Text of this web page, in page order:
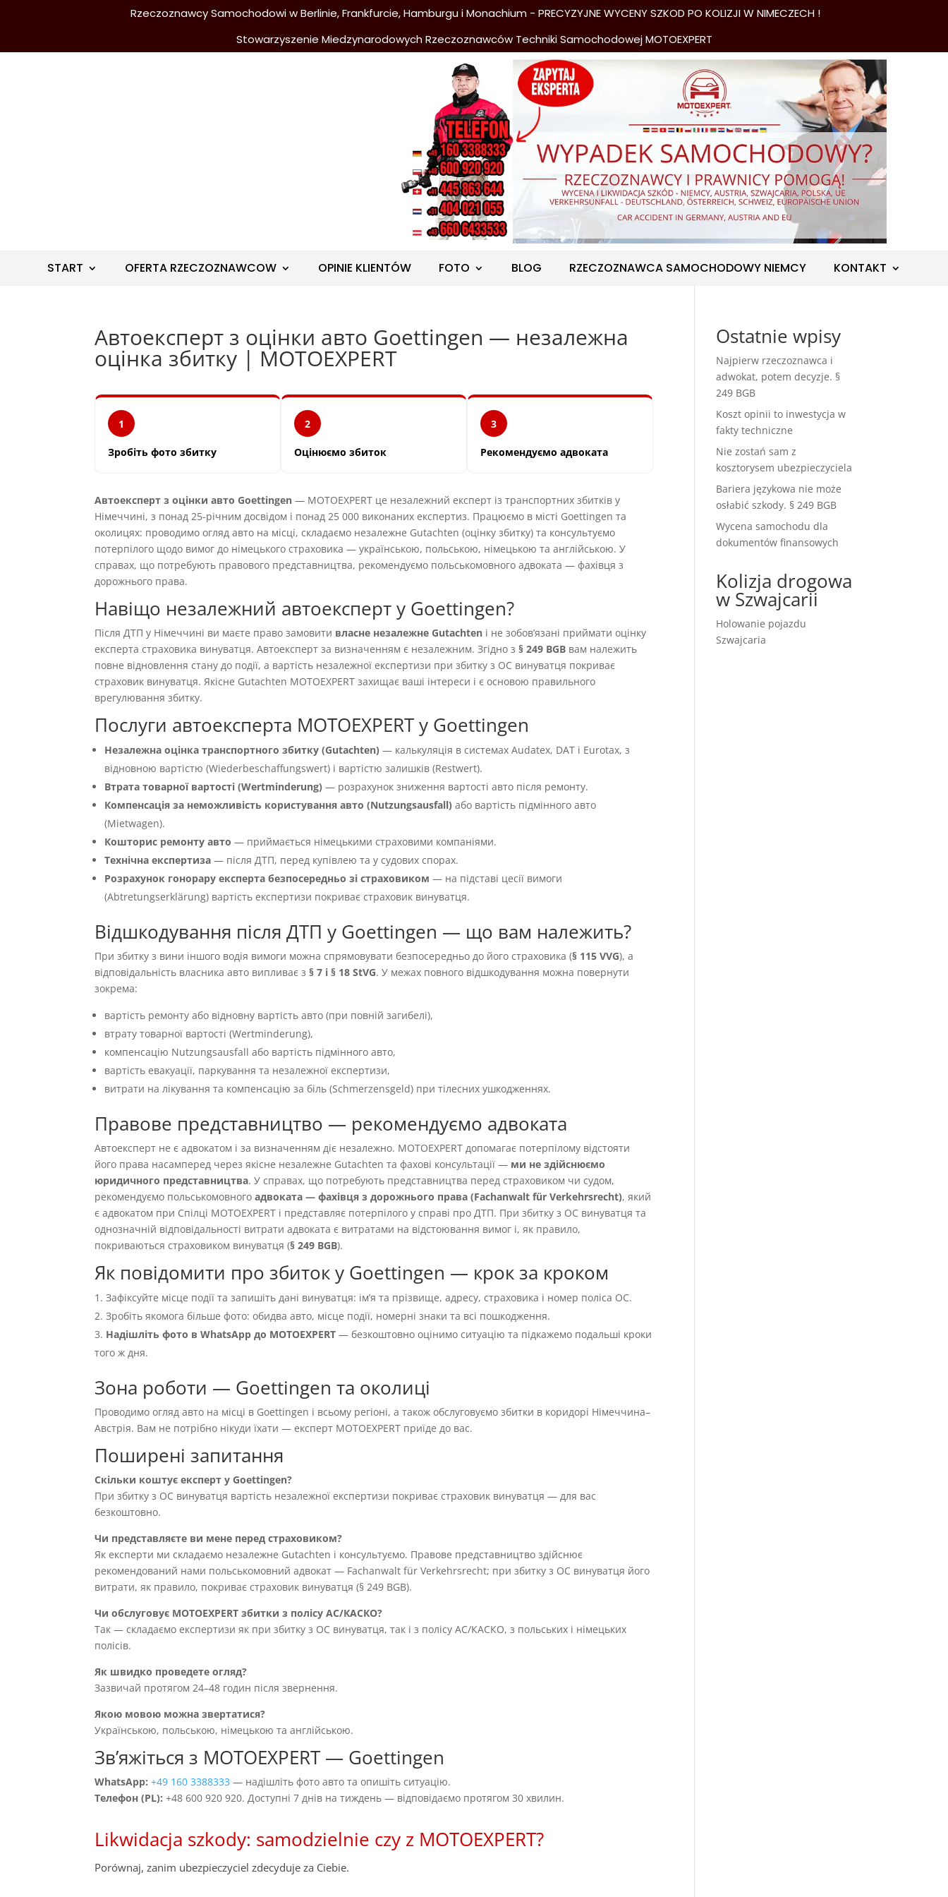
Rzeczoznawcy Samochodowi w Berlinie, Frankfurcie, Hamburgu i Monachium - PRECYZYJNE WYCENY SZKOD PO KOLIZJI W NIMECZECH !
Stowarzyszenie Miedzynarodowych Rzeczoznawców Techniki Samochodowej MOTOEXPERT
START OFERTA RZECZOZNAWCOW OPINIE KLIENTÓW FOTO BLOG RZECZOZNAWCA SAMOCHODOWY NIEMCY KONTAKT
Автоексперт з оцінки авто Goettingen — незалежна
оцінка збитку | MOTOEXPERT
1
Зробіть фото збитку
2
Оцінюємо збиток
3
Рекомендуємо адвоката
Автоексперт з оцінки авто Goettingen — MOTOEXPERT це незалежний експерт із транспортних збитків у
Німеччині, з понад 25-річним досвідом і понад 25 000 виконаних експертиз. Працюємо в місті Goettingen та
околицях: проводимо огляд авто на місці, складаємо незалежне Gutachten (оцінку збитку) та консультуємо
потерпілого щодо вимог до німецького страховика — українською, польською, німецькою та англійською. У
справах, що потребують правового представництва, рекомендуємо польськомовного адвоката — фахівця з
дорожнього права.
Навіщо незалежний автоексперт у Goettingen?
Після ДТП у Німеччині ви маєте право замовити власне незалежне Gutachten і не зобовʼязані приймати оцінку
експерта страховика винуватця. Автоексперт за визначенням є незалежним. Згідно з§ 249 BGB вам належить
повне відновлення стану до події, а вартість незалежної експертизи при збитку з OC винуватця покриває
страховик винуватця. Якісне Gutachten MOTOEXPERT захищає ваші інтереси і є основою правильного
врегулювання збитку.
Послуги автоексперта MOTOEXPERT у Goettingen
Незалежна оцінка транспортного збитку (Gutachten) — калькуляція в системах Audatex, DAT і Eurotax, з
відновною вартістю (Wiederbeschaffungswert) і вартістю залишків (Restwert).
Втрата товарної вартості (Wertminderung) — розрахунок зниження вартості авто після ремонту.
Компенсація за неможливість користування авто (Nutzungsausfall) або вартість підмінного авто
(Mietwagen).
Кошторис ремонту авто — приймається німецькими страховими компаніями.
Технічна експертиза — після ДТП, перед купівлею та у судових спорах.
Розрахунок гонорару експерта безпосередньо зі страховиком — на підставі цесії вимоги
(Abtretungserklärung) вартість експертизи покриває страховик винуватця.
Відшкодування після ДТП у Goettingen — що вам належить?
При збитку з вини іншого водія вимоги можна спрямовувати безпосередньо до його страховика (§ 115 VVG), а
відповідальність власника авто випливає з§ 7 і § 18 StVG. У межах повного відшкодування можна повернути
зокрема:
вартість ремонту або відновну вартість авто (при повній загибелі),
втрату товарної вартості (Wertminderung),
компенсацію Nutzungsausfall або вартість підмінного авто,
вартість евакуації, паркування та незалежної експертизи,
витрати на лікування та компенсацію за біль (Schmerzensgeld) при тілесних ушкодженнях.
Правове представництво — рекомендуємо адвоката
Автоексперт не є адвокатом і за визначенням діє незалежно. MOTOEXPERT допомагає потерпілому відстояти
його права насамперед через якісне незалежне Gutachten та фахові консультації — ми не здійснюємо
юридичного представництва. У справах, що потребують представництва перед страховиком чи судом,
рекомендуємо польськомовногоадвоката — фахівця з дорожнього права (Fachanwalt für Verkehrsrecht), який
є адвокатом при Спілці MOTOEXPERT і представляє потерпілого у справі про ДТП. При збитку з OC винуватця та
однозначній відповідальності витрати адвоката є витратами на відстоювання вимог і, як правило,
покриваються страховиком винуватця (§ 249 BGB).
Як повідомити про збиток у Goettingen — крок за кроком
Зафіксуйте місце події та запишіть дані винуватця: імʼя та прізвище, адресу, страховика і номер поліса OC.
Зробіть якомога більше фото: обидва авто, місце події, номерні знаки та всі пошкодження.
Надішліть фото в WhatsApp до MOTOEXPERT — безкоштовно оцінимо ситуацію та підкажемо подальші кроки
того ж дня.
Зона роботи — Goettingen та околиці
Проводимо огляд авто на місці в Goettingen і всьому регіоні, а також обслуговуємо збитки в коридорі Німеччина–
Австрія. Вам не потрібно нікуди їхати — експерт MOTOEXPERT приїде до вас.
Поширені запитання
Скільки коштує експерт у Goettingen?
При збитку з OC винуватця вартість незалежної експертизи покриває страховик винуватця — для вас
безкоштовно.
Чи представляєте ви мене перед страховиком?
Як експерти ми складаємо незалежне Gutachten і консультуємо. Правове представництво здійснює
рекомендований нами польськомовний адвокат — Fachanwalt für Verkehrsrecht; при збитку з OC винуватця його
витрати, як правило, покриває страховик винуватця (§ 249 BGB).
Чи обслуговує MOTOEXPERT збитки з полісу AC/КАСКО?
Так — складаємо експертизи як при збитку з OC винуватця, так і з полісу AC/КАСКО, з польських і німецьких
полісів.
Як швидко проведете огляд?
Зазвичай протягом 24–48 годин після звернення.
Якою мовою можна звертатися?
Українською, польською, німецькою та англійською.
Звʼяжіться з MOTOEXPERT — Goettingen
WhatsApp: +49 160 3388333 — надішліть фото авто та опишіть ситуацію.
Телефон (PL): +48 600 920 920. Доступні 7 днів на тиждень — відповідаємо протягом 30 хвилин.
Likwidacja szkody: samodzielnie czy z MOTOEXPERT?
Porównaj, zanim ubezpieczyciel zdecyduje za Ciebie.
Ostatnie wpisy
Najpierw rzeczoznawca i
adwokat, potem decyzje. §
249 BGB
Koszt opinii to inwestycja w
fakty techniczne
Nie zostań sam z
kosztorysem ubezpieczyciela
Bariera językowa nie może
osłabić szkody. § 249 BGB
Wycena samochodu dla
dokumentów finansowych
Kolizja drogowa
w Szwajcarii
Holowanie pojazdu
Szwajcaria